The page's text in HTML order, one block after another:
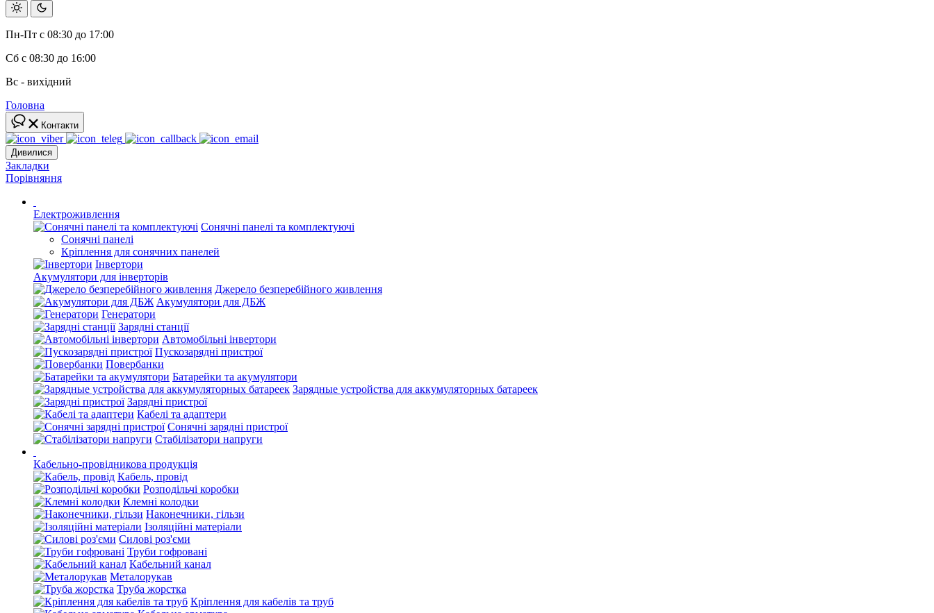
Пн-Пт с 08:30 до 17:00
Сб с 08:30 до 16:00
Вс - вихідний
Головна
Контакти
Дивилися
Закладки
Порівняння
Електроживлення
Сонячні панелі та комплектуючі
Сонячні панелі
Кріплення для сонячних панелей
Інвертори
Акумулятори для інверторів
Джерело безперебійного живлення
Акумулятори для ДБЖ
Генератори
Зарядні станції
Автомобільні інвертори
Пускозарядні пристрої
Повербанки
Батарейки та акумулятори
Зарядные устройства для аккумуляторных батареек
Зарядні пристрої
Кабелі та адаптери
Сонячні зарядні пристрої
Стабілізатори напруги
Кабельно-провідникова продукція
Кабель, провід
Розподільчі коробки
Клемні колодки
Наконечники, гільзи
Ізоляційні матеріали
Силові роз'єми
Труби гофровані
Кабельний канал
Металорукав
Труба жорстка
Кріплення для кабелів та труб